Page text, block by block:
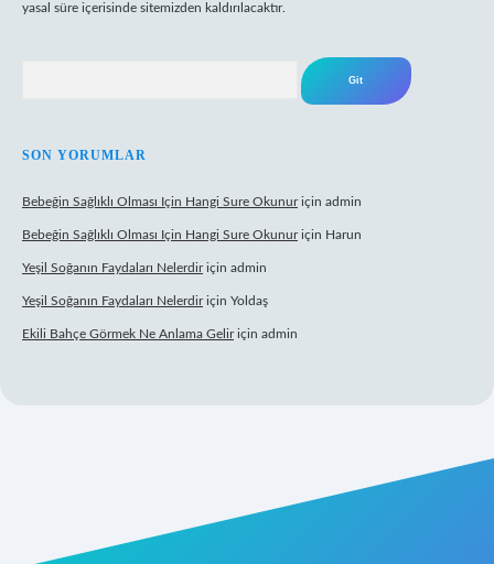
yasal süre içerisinde sitemizden kaldırılacaktır.
SON YORUMLAR
Bebeğin Sağlıklı Olması Için Hangi Sure Okunuriçin admin
Bebeğin Sağlıklı Olması Için Hangi Sure Okunuriçin Harun
Yeşil Soğanın Faydaları Nelerdiriçin admin
Yeşil Soğanın Faydaları Nelerdiriçin Yoldaş
Ekili Bahçe Görmek Ne Anlama Geliriçin admin